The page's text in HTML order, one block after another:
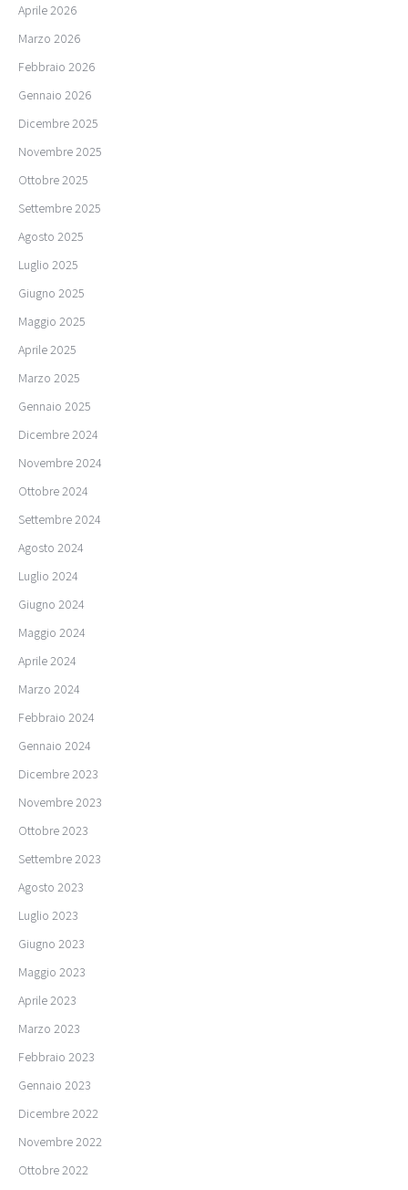
Aprile 2026
Marzo 2026
Febbraio 2026
Gennaio 2026
Dicembre 2025
Novembre 2025
Ottobre 2025
Settembre 2025
Agosto 2025
Luglio 2025
Giugno 2025
Maggio 2025
Aprile 2025
Marzo 2025
Gennaio 2025
Dicembre 2024
Novembre 2024
Ottobre 2024
Settembre 2024
Agosto 2024
Luglio 2024
Giugno 2024
Maggio 2024
Aprile 2024
Marzo 2024
Febbraio 2024
Gennaio 2024
Dicembre 2023
Novembre 2023
Ottobre 2023
Settembre 2023
Agosto 2023
Luglio 2023
Giugno 2023
Maggio 2023
Aprile 2023
Marzo 2023
Febbraio 2023
Gennaio 2023
Dicembre 2022
Novembre 2022
Ottobre 2022